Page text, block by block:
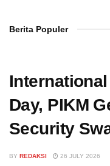
Berita Populer
Day, PIKM
Security
BY REDAKSI 26 JULY 2026